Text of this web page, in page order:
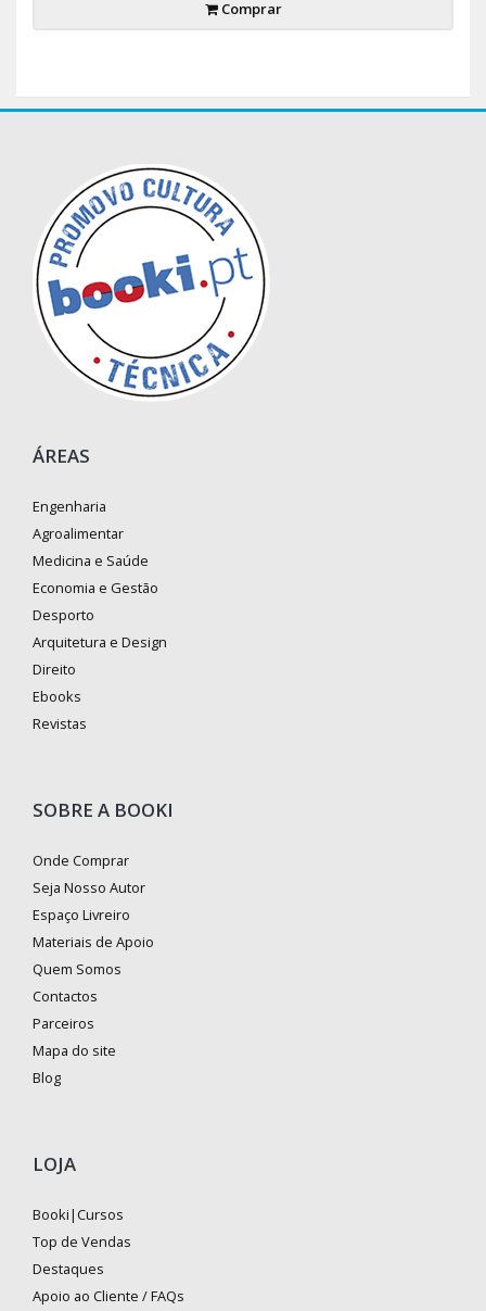
Comprar
ÁREAS
Engenharia
Agroalimentar
Medicina e Saúde
Economia e Gestão
Desporto
Arquitetura e Design
Direito
Ebooks
Revistas
SOBRE A BOOKI
Onde Comprar
Seja Nosso Autor
Espaço Livreiro
Materiais de Apoio
Quem Somos
Contactos
Parceiros
Mapa do site
Blog
LOJA
Booki|Cursos
Top de Vendas
Destaques
Apoio ao Cliente / FAQs